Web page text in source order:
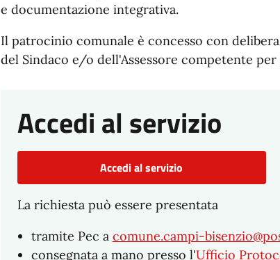
e documentazione integrativa.
Il patrocinio comunale è concesso con
del Sindaco e/o dell'Assessore competente per
Accedi al servizio
Accedi al servizio
La richiesta può essere presentata
tramite Pec a comune.campi-
consegnata a mano presso l'Ufficio